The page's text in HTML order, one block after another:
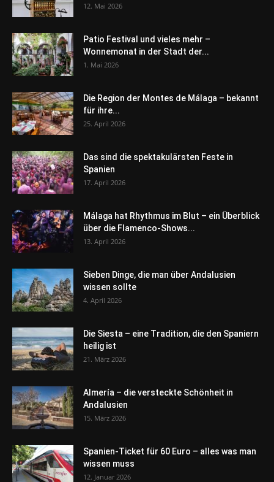
12. Mai 2026
Patio Festival und vieles mehr –
Wonnemonat in der Stadt der...
1. Mai 2026
Die Region der Montes de Málaga – bekannt
für ihre...
25. April 2026
Das sind die spektakulärsten Feste in
Spanien
17. April 2026
Málaga hat Rhythmus im Blut – ein Überblick
über die Flamenco-Shows...
13. April 2026
Sieben Dinge, die man über Andalusien
wissen sollte
4. April 2026
Die Siesta – eine Tradition, die den Spaniern
heilig ist
21. März 2026
Almería – die versteckte Schönheit in
Andalusien
15. März 2026
Spanien-Ticket für 60 Euro – alles was man
wissen muss
12. Januar 2026